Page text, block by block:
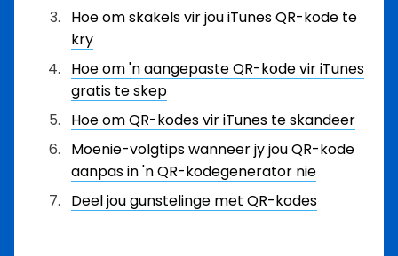
Hoe om skakels vir jou iTunes QR-kode te
kry
Hoe om 'n aangepaste QR-kode vir iTunes
gratis te skep
Hoe om QR-kodes vir iTunes te skandeer
Moenie-volgtips wanneer jy jou QR-kode
aanpas in 'n QR-kodegenerator nie
Deel jou gunstelinge met QR-kodes